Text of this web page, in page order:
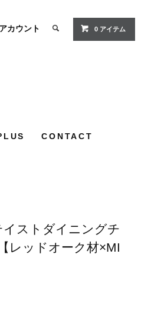
カウント 0 アイテム
CONTACT
ストダイニングチ
レッドオーク材×MI